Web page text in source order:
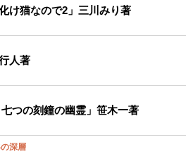
け猫なので2」三川みり著
人著
七つの刻鐘の幽霊」笹木一著
深層